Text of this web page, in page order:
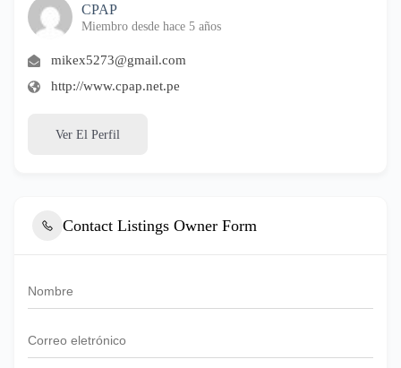
CPAP
Miembro desde hace 5 años
mikex5273@gmail.com
http://www.cpap.net.pe
Ver El Perfil
Contact Listings Owner Form